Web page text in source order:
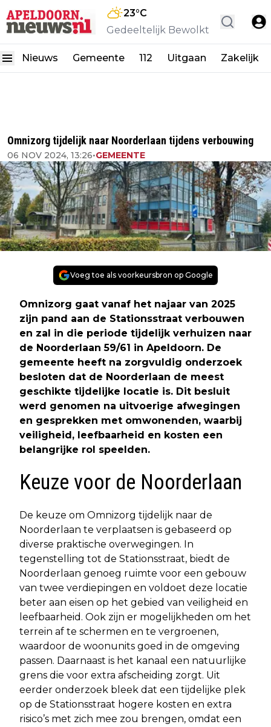
23°C
Gedeeltelijk Bewolkt
Nieuws Gemeente 112 Uitgaan Zakelijk
Omnizorg tijdelijk naar Noorderlaan tijdens verbouwing
06 NOV 2024, 13:26•GEMEENTE
Voeg toe als voorkeursbron op Google
Omnizorg gaat vanaf het najaar van 2025
zijn pand aan de Stationsstraat verbouwen
en zal in die periode tijdelijk verhuizen naar
de Noorderlaan 59/61 in Apeldoorn. De
gemeente heeft na zorgvuldig onderzoek
besloten dat de Noorderlaan de meest
geschikte tijdelijke locatie is. Dit besluit
werd genomen na uitvoerige afwegingen
en gesprekken met omwonenden, waarbij
veiligheid, leefbaarheid en kosten een
belangrijke rol speelden.
Keuze voor de Noorderlaan
De keuze om Omnizorg tijdelijk naar de
Noorderlaan te verplaatsen is gebaseerd op
diverse praktische overwegingen. In
tegenstelling tot de Stationsstraat, biedt de
Noorderlaan genoeg ruimte voor een gebouw
van twee verdiepingen en voldoet deze locatie
beter aan eisen op het gebied van veiligheid en
leefbaarheid. Ook zijn er mogelijkheden om het
terrein af te schermen en te vergroenen,
waardoor de woonunits goed in de omgeving
passen. Daarnaast is het kanaal een natuurlijke
grens die voor extra afscheiding zorgt. Uit
eerder onderzoek bleek dat een tijdelijke plek
op de Stationsstraat hogere kosten en extra
risico’s met zich mee zou brengen, omdat een